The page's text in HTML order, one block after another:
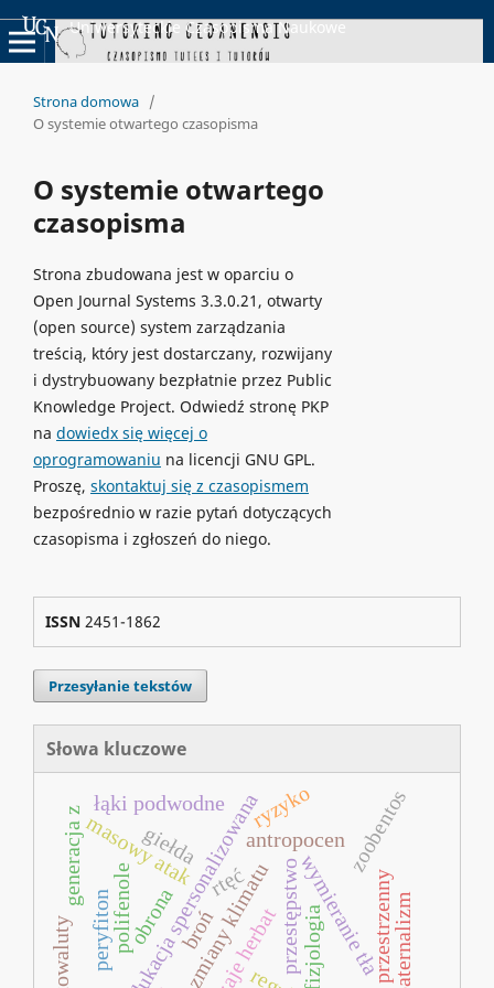
Uniwersyteckie Czasopisma Naukowe
Strona domowa /
O systemie otwartego czasopisma
O systemie otwartego
czasopisma
Strona zbudowana jest w oparciu o
Open Journal Systems 3.3.0.21, otwarty
(open source) system zarządzania
treścią, który jest dostarczany, rozwijany
i dystrybuowany bezpłatnie przez Public
Knowledge Project. Odwiedź stronę PKP
na dowiedx się więcej o
oprogramowaniu na licencji GNU GPL.
Proszę, skontaktuj się z czasopismem
bezpośrednio w razie pytań dotyczących
czasopisma i zgłoszeń do niego.
ISSN 2451-1862
Przesyłanie tekstów
Słowa kluczowe
rtęć
edukacja spersonalizowana
masowy atak
przestępstwofizjologia
wymieranie tła
zmiany klimatu
antropocen
broń ład przestrzenny
polifenole paternalizm
generacja z
łąki podwodne zoobentos
peryfiton
giełda
ryzyko
obrona